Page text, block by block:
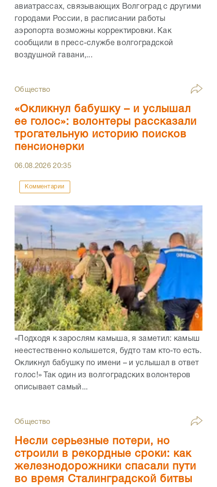
авиатрассах, связывающих Волгоград с другими
городами России, в расписании работы
аэропорта возможны корректировки. Как
сообщили в пресс-службе волгоградской
воздушной гавани,...
Общество
«Окликнул бабушку – и услышал
ее голос»: волонтеры рассказали
трогательную историю поисков
пенсионерки
06.08.202620:35
Комментарии
«Подходя к зарослям камыша, я заметил: камыш
неестественно колышется, будто там кто-то есть.
Окликнул бабушку по имени – и услышал в ответ
голос!» Так один из волгоградских волонтеров
описывает самый...
Общество
Несли серьезные потери, но
строили в рекордные сроки: как
железнодорожники спасали пути
во время Сталинградской битвы